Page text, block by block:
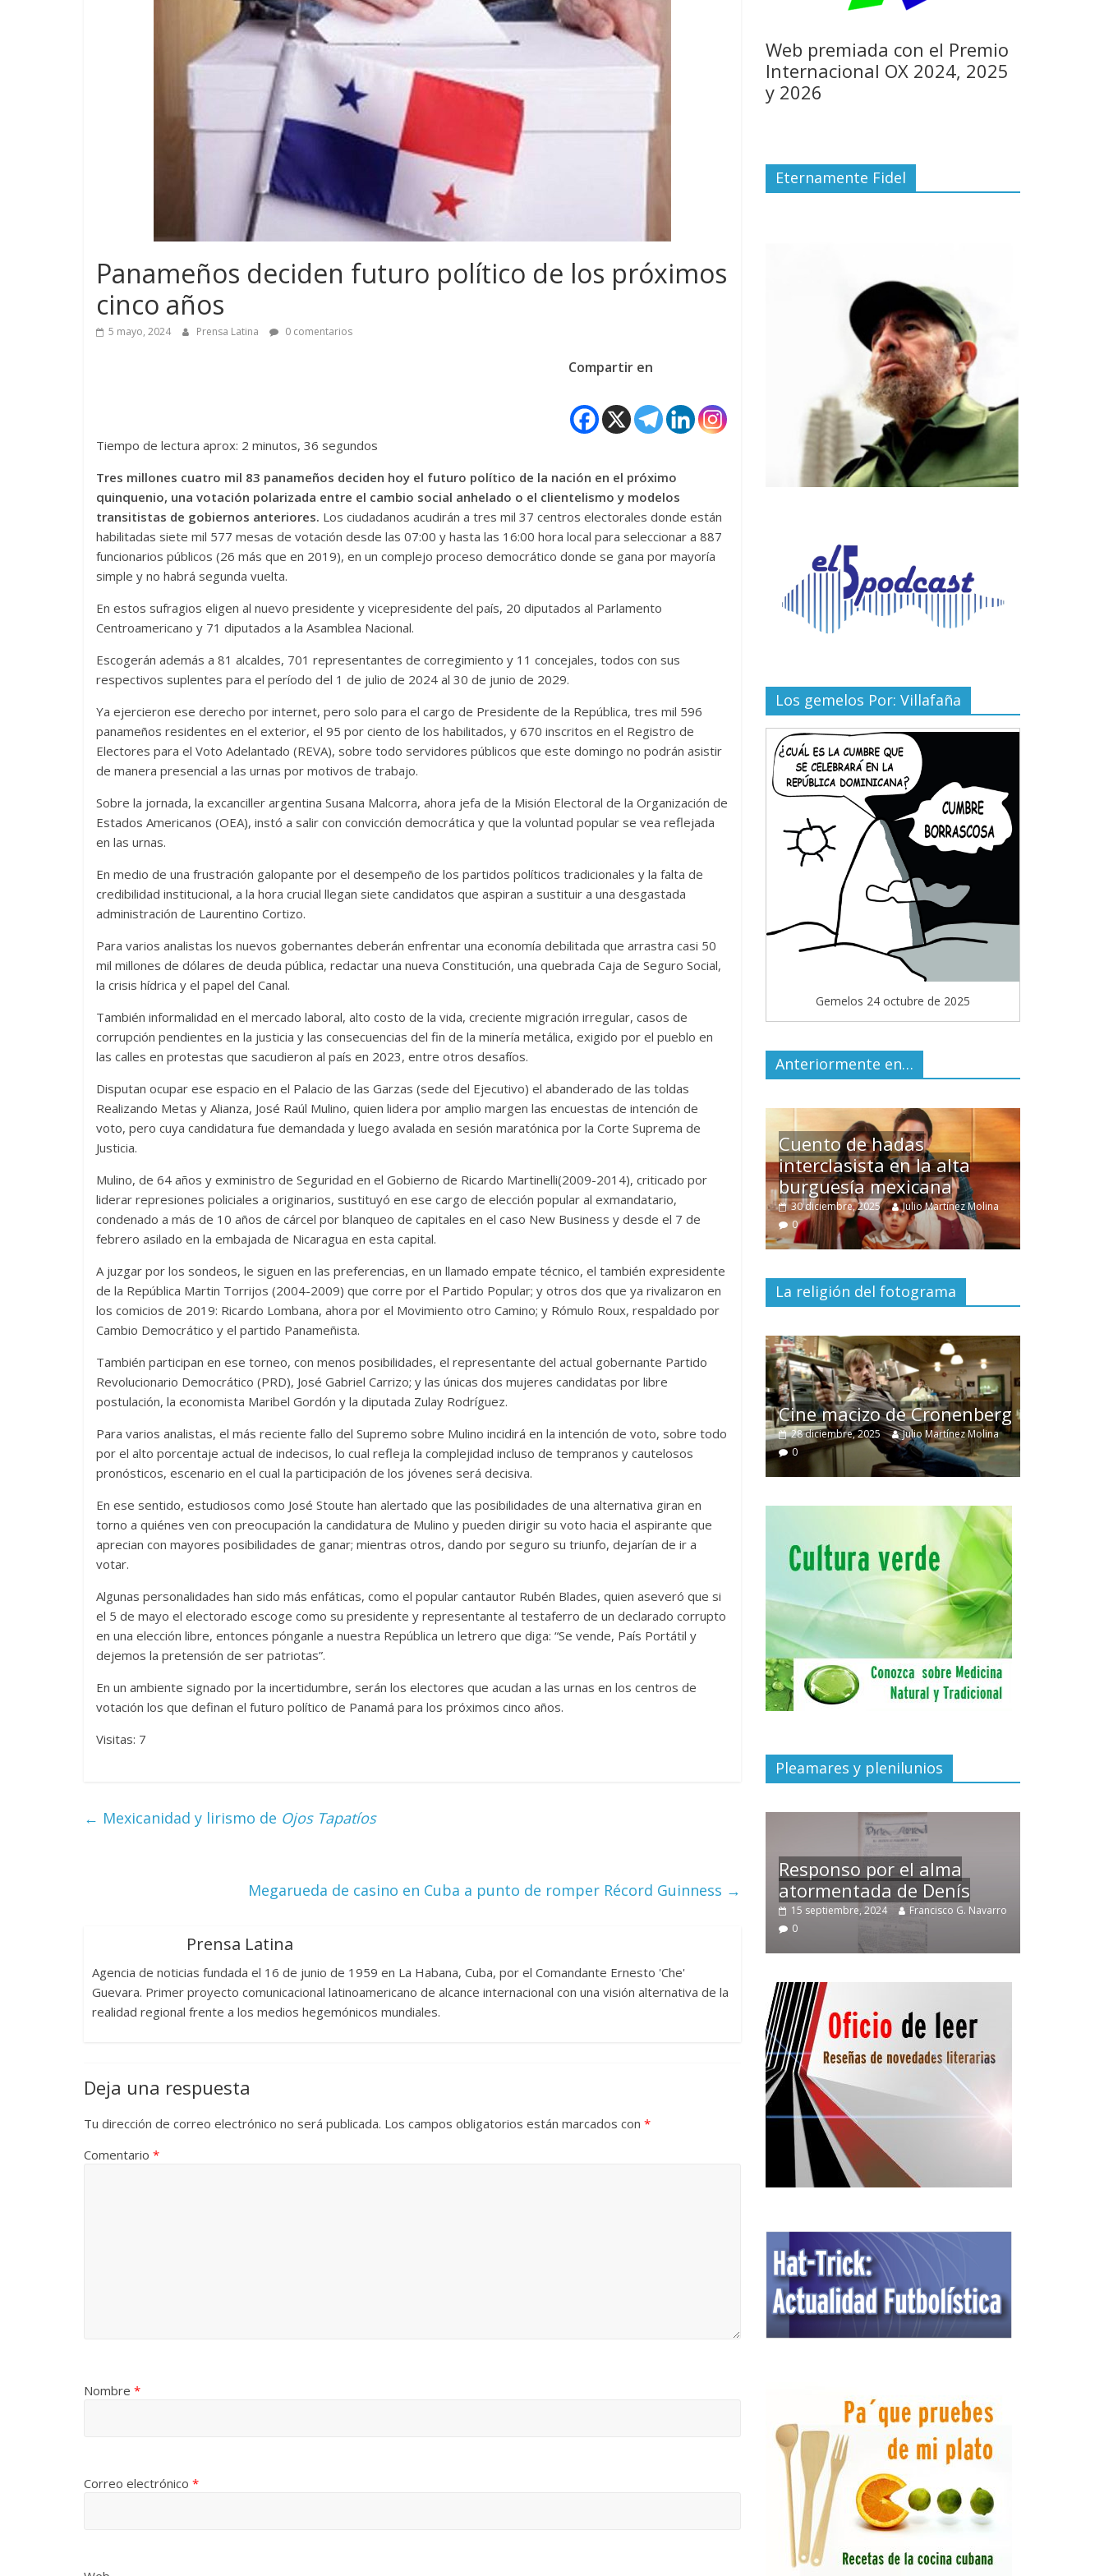
Panameños deciden futuro político de los próximos
cinco años
5 mayo, 2024 Prensa Latina 0 comentarios
Compartir en
Tiempo de lectura aprox: 2 minutos, 36 segundos
Tres millones cuatro mil 83 panameños deciden hoy el futuro político de la nación en el próximo
quinquenio, una votación polarizada entre el cambio social anhelado o el clientelismo y modelos
transitistas de gobiernos anteriores. Los ciudadanos acudirán a tres mil 37 centros electorales donde están
habilitadas siete mil 577 mesas de votación desde las 07:00 y hasta las 16:00 hora local para seleccionar a 887
funcionarios públicos (26 más que en 2019), en un complejo proceso democrático donde se gana por mayoría
simple y no habrá segunda vuelta.
En estos sufragios eligen al nuevo presidente y vicepresidente del país, 20 diputados al Parlamento
Centroamericano y 71 diputados a la Asamblea Nacional.
Escogerán además a 81 alcaldes, 701 representantes de corregimiento y 11 concejales, todos con sus
respectivos suplentes para el período del 1 de julio de 2024 al 30 de junio de 2029.
Ya ejercieron ese derecho por internet, pero solo para el cargo de Presidente de la República, tres mil 596
panameños residentes en el exterior, el 95 por ciento de los habilitados, y 670 inscritos en el Registro de
Electores para el Voto Adelantado (REVA), sobre todo servidores públicos que este domingo no podrán asistir
de manera presencial a las urnas por motivos de trabajo.
Sobre la jornada, la excanciller argentina Susana Malcorra, ahora jefa de la Misión Electoral de la Organización de
Estados Americanos (OEA), instó a salir con convicción democrática y que la voluntad popular se vea reflejada
en las urnas.
En medio de una frustración galopante por el desempeño de los partidos políticos tradicionales y la falta de
credibilidad institucional, a la hora crucial llegan siete candidatos que aspiran a sustituir a una desgastada
administración de Laurentino Cortizo.
Para varios analistas los nuevos gobernantes deberán enfrentar una economía debilitada que arrastra casi 50
mil millones de dólares de deuda pública, redactar una nueva Constitución, una quebrada Caja de Seguro Social,
la crisis hídrica y el papel del Canal.
También informalidad en el mercado laboral, alto costo de la vida, creciente migración irregular, casos de
corrupción pendientes en la justicia y las consecuencias del fin de la minería metálica, exigido por el pueblo en
las calles en protestas que sacudieron al país en 2023, entre otros desafíos.
Disputan ocupar ese espacio en el Palacio de las Garzas (sede del Ejecutivo) el abanderado de las toldas
Realizando Metas y Alianza, José Raúl Mulino, quien lidera por amplio margen las encuestas de intención de
voto, pero cuya candidatura fue demandada y luego avalada en sesión maratónica por la Corte Suprema de
Justicia.
Mulino, de 64 años y exministro de Seguridad en el Gobierno de Ricardo Martinelli(2009-2014), criticado por
liderar represiones policiales a originarios, sustituyó en ese cargo de elección popular al exmandatario,
condenado a más de 10 años de cárcel por blanqueo de capitales en el caso New Business y desde el 7 de
febrero asilado en la embajada de Nicaragua en esta capital.
A juzgar por los sondeos, le siguen en las preferencias, en un llamado empate técnico, el también expresidente
de la República Martin Torrijos (2004-2009) que corre por el Partido Popular; y otros dos que ya rivalizaron en
los comicios de 2019: Ricardo Lombana, ahora por el Movimiento otro Camino; y Rómulo Roux, respaldado por
Cambio Democrático y el partido Panameñista.
También participan en ese torneo, con menos posibilidades, el representante del actual gobernante Partido
Revolucionario Democrático (PRD), José Gabriel Carrizo; y las únicas dos mujeres candidatas por libre
postulación, la economista Maribel Gordón y la diputada Zulay Rodríguez.
Para varios analistas, el más reciente fallo del Supremo sobre Mulino incidirá en la intención de voto, sobre todo
por el alto porcentaje actual de indecisos, lo cual refleja la complejidad incluso de tempranos y cautelosos
pronósticos, escenario en el cual la participación de los jóvenes será decisiva.
En ese sentido, estudiosos como José Stoute han alertado que las posibilidades de una alternativa giran en
torno a quiénes ven con preocupación la candidatura de Mulino y pueden dirigir su voto hacia el aspirante que
aprecian con mayores posibilidades de ganar; mientras otros, dando por seguro su triunfo, dejarían de ir a
votar.
Algunas personalidades han sido más enfáticas, como el popular cantautor Rubén Blades, quien aseveró que si
el 5 de mayo el electorado escoge como su presidente y representante al testaferro de un declarado corrupto
en una elección libre, entonces pónganle a nuestra República un letrero que diga: “Se vende, País Portátil y
dejemos la pretensión de ser patriotas”.
En un ambiente signado por la incertidumbre, serán los electores que acudan a las urnas en los centros de
votación los que definan el futuro político de Panamá para los próximos cinco años.
Visitas: 7
← Mexicanidad y lirismo de Ojos Tapatíos
Megarueda de casino en Cuba a punto de romper Récord Guinness →
Prensa Latina
Agencia de noticias fundada el 16 de junio de 1959 en La Habana, Cuba, por el Comandante Ernesto 'Che'
Guevara. Primer proyecto comunicacional latinoamericano de alcance internacional con una visión alternativa de la
realidad regional frente a los medios hegemónicos mundiales.
Deja una respuesta
Tu dirección de correo electrónico no será publicada. Los campos obligatorios están marcados con *
Comentario *
Nombre *
Correo electrónico *
Web premiada con el Premio
Internacional OX 2024, 2025
y 2026
Eternamente Fidel
Los gemelos Por: Villafaña
Gemelos 24 octubre de 2025
Anteriormente en…
Las series-caramelos de
Shondaland
13 marzo, 2026 Julio Martínez Molina 0
Una serie con los defectos
de muchas telenovelas
28 febrero, 2026 Julio Martínez Molina 0
Cuento de hadas
burguesía mexicana
30 diciembre, 2025
Julio Martínez Molina
0
Un hombre entre dos
mundos
15 mayo, 2026 Julio Martínez Molina 0
La religión del fotograma
Terror chamánico coreano
14 marzo, 2026 Julio Martínez Molina 0
Divertida comedia
dramática argentina
29 diciembre, 2025
Julio Martínez Molina
0
28 diciembre, 2025
Julio Martínez Molina
0
El documentalNuestra
tierray el despojo de los
pueblos originarios
30 junio, 2026 Julio Martínez Molina 0
Pleamares y plenilunios
Un vergel en las nieblas de
Villuendas
atormentada de Denís
Temprano oficio de lector
2 noviembre, 2024
Francisco G. Navarro